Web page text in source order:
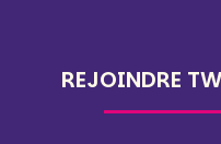
REJOINDRE